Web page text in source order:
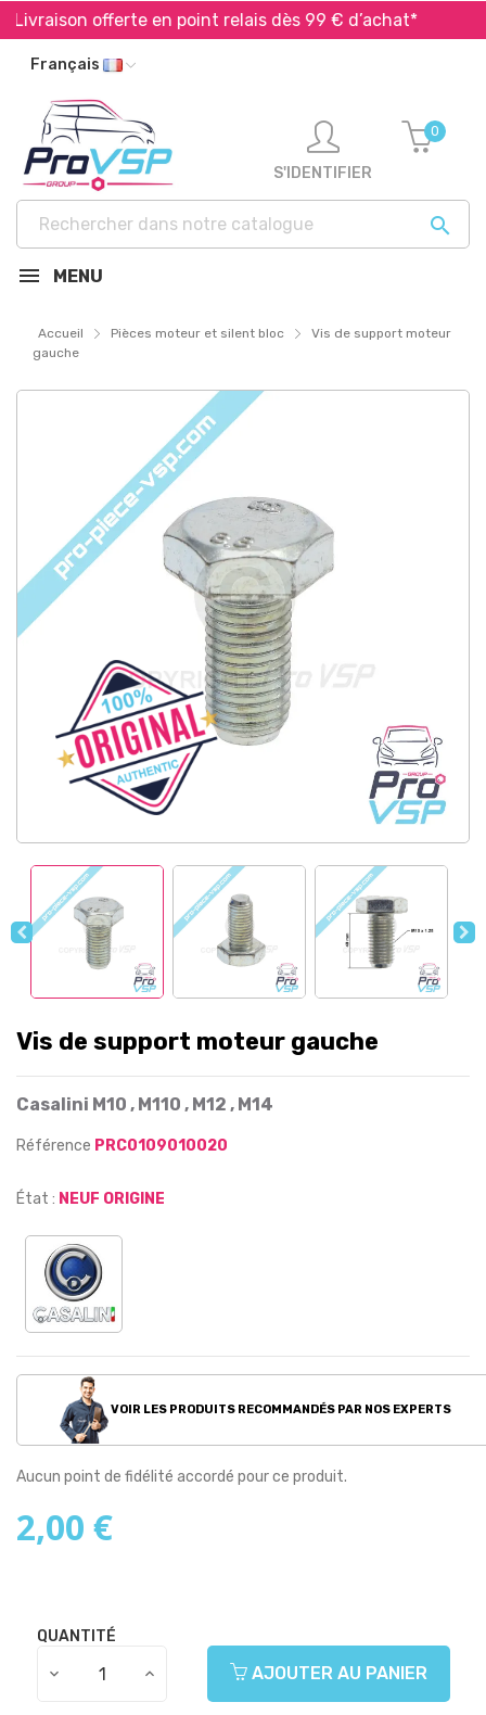
offerte en point relais dès 99 € d’achat*
Français

S'IDENTIFIER
0
MENU
Accueil Pièces moteur et silent bloc
Vis de support moteur
gauche
Vis de support moteur gauche
Casalini M10 , M110 , M12 , M14
Référence PRC0109010020
État : NEUF ORIGINE
VOIR LES PRODUITS RECOMMANDÉS PAR NOS EXPERTS
Aucun point de fidélité accordé pour ce produit.
2,00 €
QUANTITÉ
AJOUTER AU PANIER